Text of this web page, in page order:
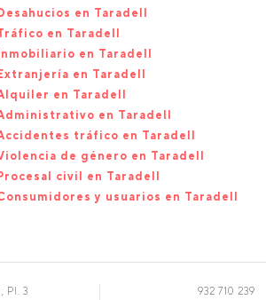
en Taradell
en Taradell
en Taradell
en Taradell
en Taradell
en Taradell
tráfico en Taradell
de género en Taradell
civil en Taradell
y usuarios en Taradell
Pl. 3
932 710 239